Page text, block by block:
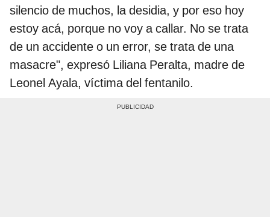
silencio de muchos, la desidia, y por eso hoy
estoy acá, porque no voy a callar. No se trata
de un accidente o un error, se trata de una
masacre", expresó Liliana Peralta, madre de
Leonel Ayala, víctima del fentanilo.